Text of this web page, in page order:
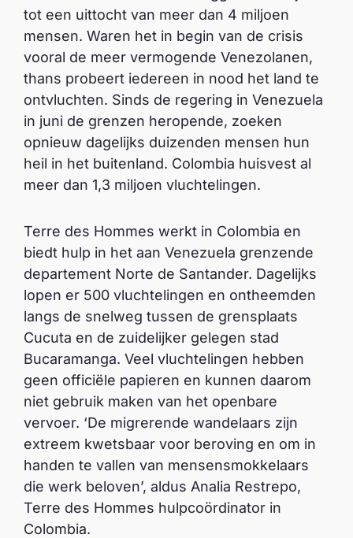
tot een uittocht van meer dan 4 miljoen
mensen. Waren het in begin van de crisis
vooral de meer vermogende Venezolanen,
thans probeert iedereen in nood het land te
ontvluchten. Sinds de regering in Venezuela
in juni de grenzen heropende, zoeken
opnieuw dagelijks duizenden mensen hun
heil in het buitenland. Colombia huisvest al
meer dan 1,3 miljoen vluchtelingen.
Terre des Hommes werkt in Colombia en
biedt hulp in het aan Venezuela grenzende
departement Norte de Santander. Dagelijks
lopen er 500 vluchtelingen en ontheemden
langs de snelweg tussen de grensplaats
Cucuta en de zuidelijker gelegen stad
Bucaramanga. Veel vluchtelingen hebben
geen officiële papieren en kunnen daarom
niet gebruik maken van het openbare
vervoer. ‘De migrerende wandelaars zijn
extreem kwetsbaar voor beroving en om in
handen te vallen van mensensmokkelaars
die werk beloven’, aldus Analia Restrepo,
Terre des Hommes hulpcoördinator in
Colombia.